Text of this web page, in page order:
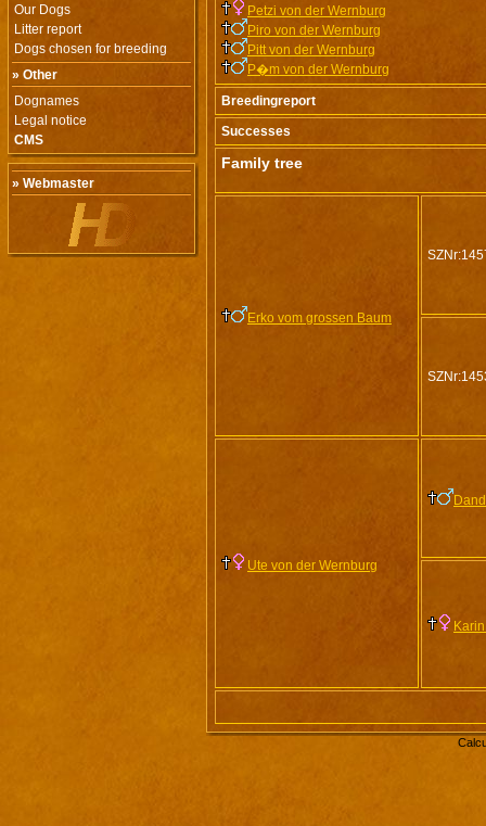
Our Dogs
Litter report
Dogs chosen for breeding
» Other
Dognames
Legal notice
CMS
» Webmaster
Petzi von der Wernburg
Piro von der Wernburg
Pitt von der Wernburg
P�m von der Wernburg
Breedingreport
Successes
Family tree
Erko vom grossen Baum
Ute von der Wernburg